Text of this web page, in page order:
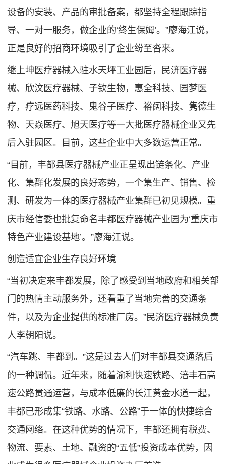
设备的安装、产品的审批备案，都坚持全程跟踪指
导、一对一服务，做企业的‘终生保姆’。”廖海江说，
正是良好的招商环境吸引了企业纷至沓来。
继上坤医疗器械入驻水天坪工业园后，民济医疗器
械、欣汶医疗器械、子钦生物，惠全科技、园梦医
疗，疗远医药科技、鬼谷子医疗、裕阔科技、隽德生
物、天焱医疗、旭天医疗等一大批医疗器械企业又先
后入驻园区。目前，这些企业中大多数运营正常。
“目前，丰都县医疗器械产业正呈现出链条化、产业
化、集群化发展的良好态势，一个集生产、销售、检
测、研发为一体的医疗器械产业集群已初见规模。重
庆市经信委也批复命名丰都医疗器械产业园为‘重庆市
特色产业建设基地’。”廖海江说。
创造适宜企业生存良好环境
“当初决定来丰都发展，除了感受到当地政府和相关部
门的热情主动服务外，还看重了当地完善的交通条
件，以及为企业提供的标准厂房。”民济医疗器械负责
人李朝阳说。
“汽车跳、丰都到。”这是过去人们对丰都县交通落后
的一种调侃。近年来，随着渝利快速铁路、涪丰石高
速公路贯通运营，与成本低廉的长江黄金水道一起，
丰都已形成集“铁路、水路、公路”于一体的快捷综合
交通网络。在这种优势的情况下，丰都还拥有税费、
物流、要素、土地、融资的“五低”投资成本优势，因